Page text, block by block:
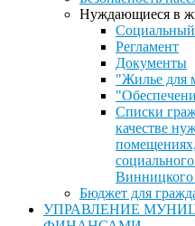
Нуждающиеся в
Регламент
Документы
"Жилье для
Списки
качестве
Винницкого
Бюджет для
УПРАВЛЕНИЕ